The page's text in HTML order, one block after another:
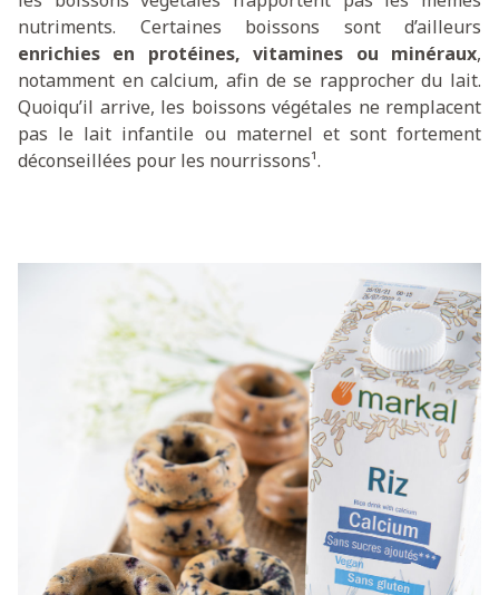
nutriments. Certaines boissons sont d’ailleurs
enrichies en protéines, vitamines ou minéraux,
notamment en calcium, afin de se rapprocher du lait.
Quoiqu’il arrive, les boissons végétales ne remplacent
pas le lait infantile ou maternel et sont fortement
déconseillées pour les nourrissons¹.